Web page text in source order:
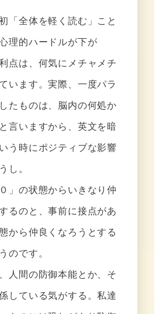
「全体を軽く読む」こと
理的ハードルが下が
点は、何気にメチャメチ
います。実際、一度パラ
たものは、脳内の何処か
言いますから、英文を暗
う時にポジティブな影響
し。
」の状態からいきなり仲
るのと、事前に接点があ
から仲良くなろうとする
のです。
人間の防御本能とか、そ
している気がする。私達